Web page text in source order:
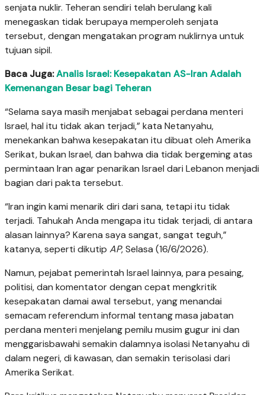
senjata nuklir. Teheran sendiri telah berulang kali
menegaskan tidak berupaya memperoleh senjata
tersebut, dengan mengatakan program nuklirnya untuk
tujuan sipil.
Baca Juga:Analis Israel: Kesepakatan AS-Iran Adalah
Kemenangan Besar bagi Teheran
“Selama saya masih menjabat sebagai perdana menteri
Israel, hal itu tidak akan terjadi,” kata Netanyahu,
menekankan bahwa kesepakatan itu dibuat oleh Amerika
Serikat, bukan Israel, dan bahwa dia tidak bergeming atas
permintaan Iran agar penarikan Israel dari Lebanon menjadi
bagian dari pakta tersebut.
“Iran ingin kami menarik diri dari sana, tetapi itu tidak
terjadi. Tahukah Anda mengapa itu tidak terjadi, di antara
alasan lainnya? Karena saya sangat, sangat teguh,”
katanya, seperti dikutip AP, Selasa (16/6/2026).
Namun, pejabat pemerintah Israel lainnya, para pesaing,
politisi, dan komentator dengan cepat mengkritik
kesepakatan damai awal tersebut, yang menandai
semacam referendum informal tentang masa jabatan
perdana menteri menjelang pemilu musim gugur ini dan
menggarisbawahi semakin dalamnya isolasi Netanyahu di
dalam negeri, di kawasan, dan semakin terisolasi dari
Amerika Serikat.